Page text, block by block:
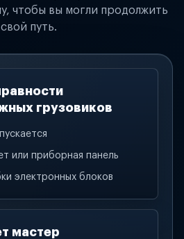
чтобы вы могли продолжить
свой путь.
грузовиков
или приборная панель
электронных блоков
мастер